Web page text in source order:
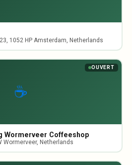
1052 HP Amsterdam, Netherlands
☕
OUVERT
Wormerveer Coffeeshop
Wormerveer, Netherlands